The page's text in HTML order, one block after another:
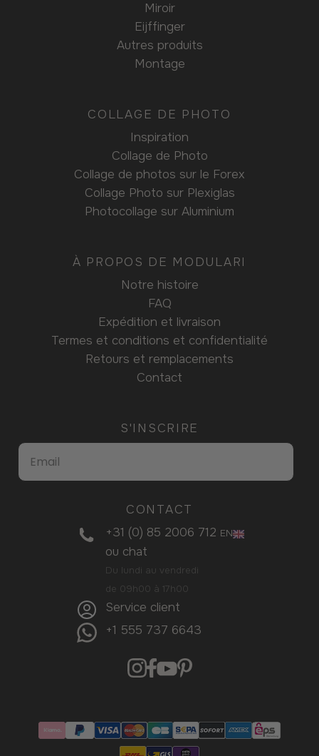
Miroir
Eijffinger
Autres produits
Montage
COLLAGE DE PHOTO
Inspiration
Collage de Photo
Collage de photos sur le Forex
Collage Photo sur Plexiglas
Photocollage sur Aluminium
À PROPOS DE MODULARI
Notre histoire
FAQ
Expédition et livraison
Termes et conditions et confidentialité
Retours et remplacements
Contact
S'INSCRIRE
CONTACT
+31 (0) 85 2006 712 EN
ou chat
Du lundi au vendredi
de 09h00 à 17h00
Service client
+1 555 737 6643